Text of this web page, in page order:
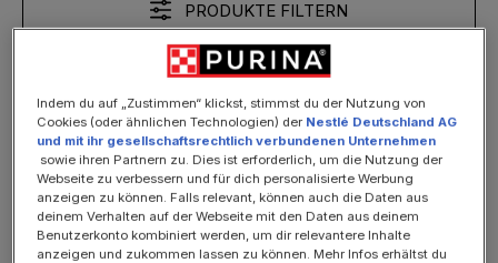
PRODUKTE FILTERN
SOMMER-SALE: 25%
Indem du auf „Zustimmen“ klickst, stimmst du der Nutzung von
Cookies (oder ähnlichen Technologien) der Nestlé Deutschland AG
und mit ihr gesellschaftsrechtlich verbundenen Unternehmen
sowie ihren Partnern zu. Dies ist erforderlich, um die Nutzung der
Webseite zu verbessern und für dich personalisierte Werbung
anzeigen zu können. Falls relevant, können auch die Daten aus
deinem Verhalten auf der Webseite mit den Daten aus deinem
Benutzerkonto kombiniert werden, um dir relevantere Inhalte
anzeigen und zukommen lassen zu können. Mehr Infos erhältst du